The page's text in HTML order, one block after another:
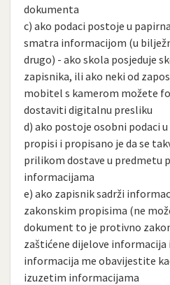
dokumenta
c) ako podaci postoje u
smatra informacijom (u
drugo) - ako skola posjeduje
zapisnika, ili ako neki od
mobitel s kamerom možete
dostaviti digitalnu presliku
d) ako postoje osobni podaci
propisi i propisano je da se
prilikom dostave u predmetu
informacijama
e) ako zapisnik sadrži
zakonskim propisima (ne
dokument to je protivno
zaštićene dijelove informacija
informacija me obavijestite
izuzetim informacijama